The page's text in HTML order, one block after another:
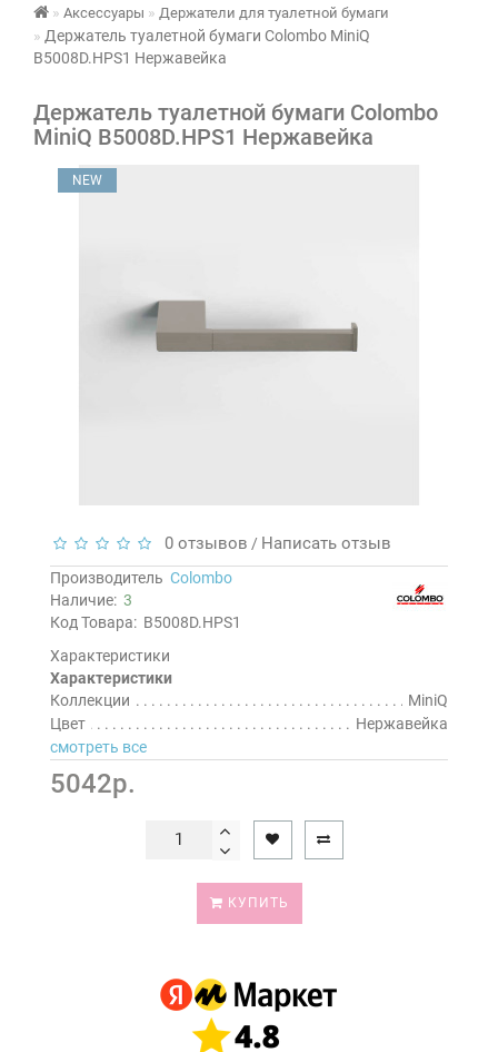
Аксессуары Держатели для туалетной бумаги
Держатель туалетной бумаги Colombo MiniQ
B5008D.HPS1 Нержавейка
Держатель туалетной бумаги Colombo
MiniQ B5008D.HPS1 Нержавейка
NEW
0 отзывов / Написать отзыв
Производитель Colombo
Наличие: 3
Код Товара: B5008D.HPS1
Характеристики
Характеристики
Коллекции
MiniQ
Цвет
Нержавейка
смотреть все
5042р.
КУПИТЬ